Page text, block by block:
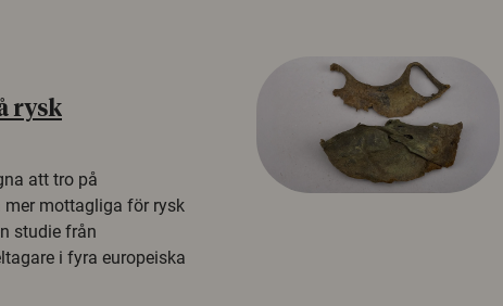
rysk
att tro på
mottagliga för rysk
studie från
i fyra europeiska